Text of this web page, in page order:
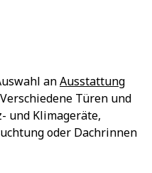
anAusstattung
Türen und
und Klimageräte,
oder Dachrinnen